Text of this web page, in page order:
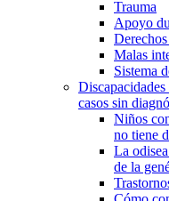
Trauma
Apoyo
Malas
Sistema
casos sin
Niños
no tiene
La
de la